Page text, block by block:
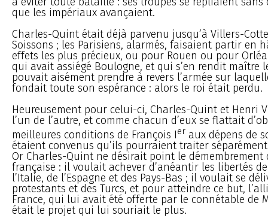
que les impériaux avançaient.
Charles-Quint était déjà parvenu jusqu’à Villers-
Soissons ; les Parisiens, alarmés, faisaient partir en
effets les plus précieux, ou pour Rouen ou pour
qui avait assiégé Boulogne, et qui s’en rendit maître
pouvait aisément prendre à revers l’armée sur
fondait toute son espérance : alors le roi était perdu.
Heureusement pour celui-ci, Charles-Quint et Henri
l’un de l’autre, et comme chacun d’eux se flattait
meilleures conditions de François Ier aux dépens de
étaient convenus qu’ils pourraient traiter séparément
Or Charles-Quint ne désirait point le démembrement
française : il voulait achever d’anéantir les libertés de
l’Italie, de l’Espagne et des Pays-Bas ; il voulait se
protestants et des Turcs, et pour atteindre ce but,
France, qui lui avait été offerte par le connétable de
était le projet qui lui souriait le plus.